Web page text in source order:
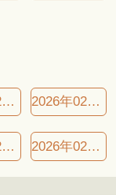
2026年02月11日良辰吉日 2026年02月14日良辰吉日
2026年02月25日良辰吉日 2026年02月26日良辰吉日